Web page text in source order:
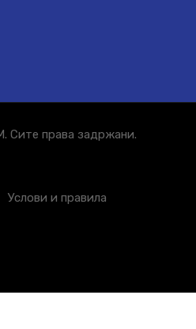
Сите права задржани.
Услови и правила